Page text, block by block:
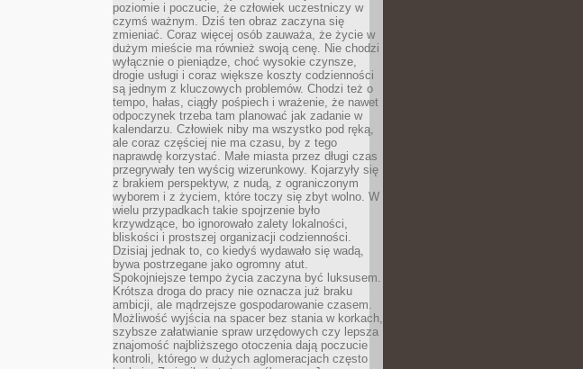
poziomie i poczucie, że człowiek uczestniczy w
czymś ważnym. Dziś ten obraz zaczyna się
zmieniać. Coraz więcej osób zauważa, że życie w
dużym mieście ma również swoją cenę. Nie chodzi
wyłącznie o pieniądze, choć wysokie czynsze,
drogie usługi i coraz większe koszty codzienności
są jednym z kluczowych problemów. Chodzi też o
tempo, hałas, ciągły pośpiech i wrażenie, że nawet
odpoczynek trzeba tam planować jak zadanie w
kalendarzu. Człowiek niby ma wszystko pod ręką,
ale coraz częściej nie ma czasu, by z tego
naprawdę korzystać. Małe miasta przez długi czas
przegrywały ten wyścig wizerunkowy. Kojarzyły się
z brakiem perspektyw, z nudą, z ograniczonym
wyborem i z życiem, które toczy się zbyt wolno. W
wielu przypadkach takie spojrzenie było
krzywdzące, bo ignorowało zalety lokalności,
bliskości i prostszej organizacji codzienności.
Dzisiaj jednak to, co kiedyś wydawało się wadą,
bywa postrzegane jako ogromny atut.
Spokojniejsze tempo życia zaczyna być luksusem.
Krótsza droga do pracy nie oznacza już braku
ambicji, ale mądrzejsze gospodarowanie czasem.
Możliwość wyjścia na spacer bez stania w korkach,
szybsze załatwianie spraw urzędowych czy lepsza
znajomość najbliższego otoczenia dają poczucie
kontroli, którego w dużych aglomeracjach często